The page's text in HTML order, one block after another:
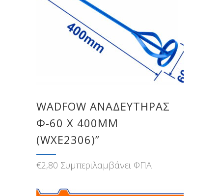
WADFOW ΑΝΑΔΕΥΤΗΡΑΣ
Φ-60 Χ 400MM
(WXE2306)”
€2,80 Συμπεριλαμβάνει ΦΠΑ